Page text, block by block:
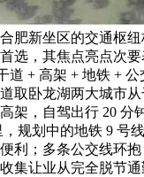
肥新坐区的交通枢
选，其焦点亮点次
道 + 高架 + 地铁 + 公
取卧龙湖两大城市
架，自驾出行 20 分
规划中的地铁 9 号
利；多条公交线环
集让业从完全脱节